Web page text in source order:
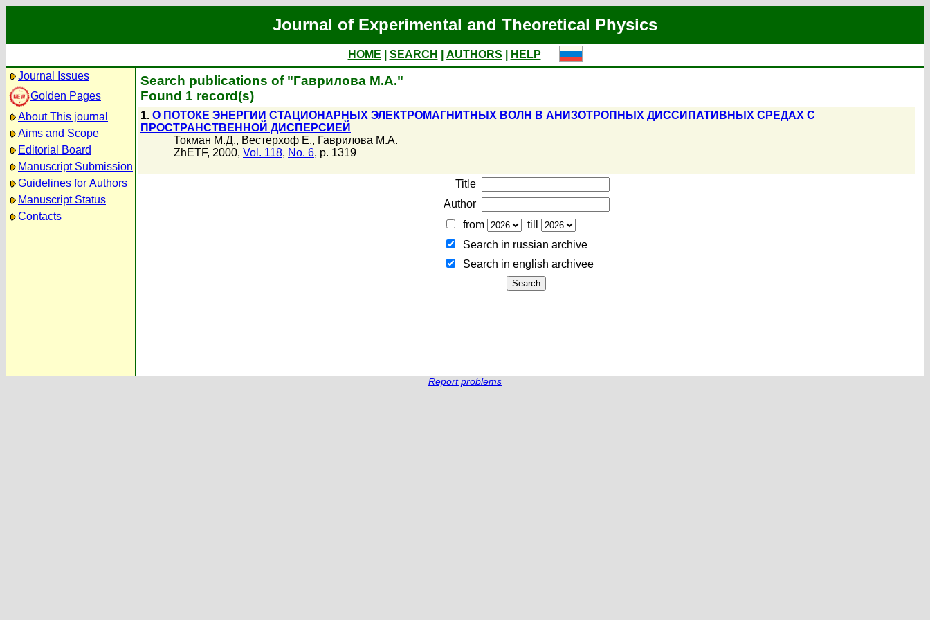
Journal of Experimental and Theoretical Physics
HOME SEARCH AUTHORS
HELP
Journal Issues
Golden Pages
About This journal
Aims and Scope
Editorial Board
Manuscript Submission
Guidelines for Authors
Manuscript Status
Contacts
Search publications of "Гаврилова М.А."
Found 1 record(s)
1. О ПОТОКЕ ЭНЕРГИИ СТАЦИОНАРНЫХ ЭЛЕКТРОМАГНИТНЫХ ВОЛН В АНИЗОТРОПНЫХ ДИССИПАТИВНЫХ СРЕДАХ С
ПРОСТРАНСТВЕННОЙ ДИСПЕРСИЕЙ
Токман М.Д., Вестерхоф Е., Гаврилова М.А.
ZhETF, 2000, Vol. 118, No. 6, p. 1319
Title
Author
from
till
Search in russian archive
Search in english archiveе
Report problems